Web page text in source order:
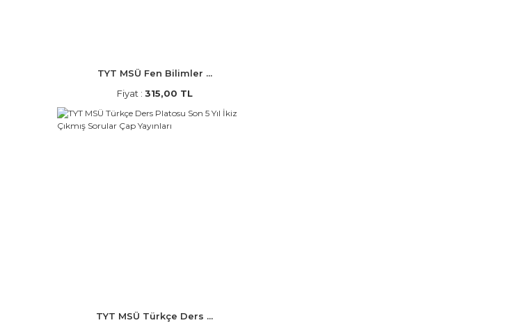
TYT MSÜ Fen Bilimler ...
Fiyat : 315,00 TL
TYT MSÜ Türkçe Ders ...